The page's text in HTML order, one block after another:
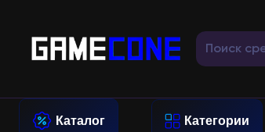
Каталог Категории